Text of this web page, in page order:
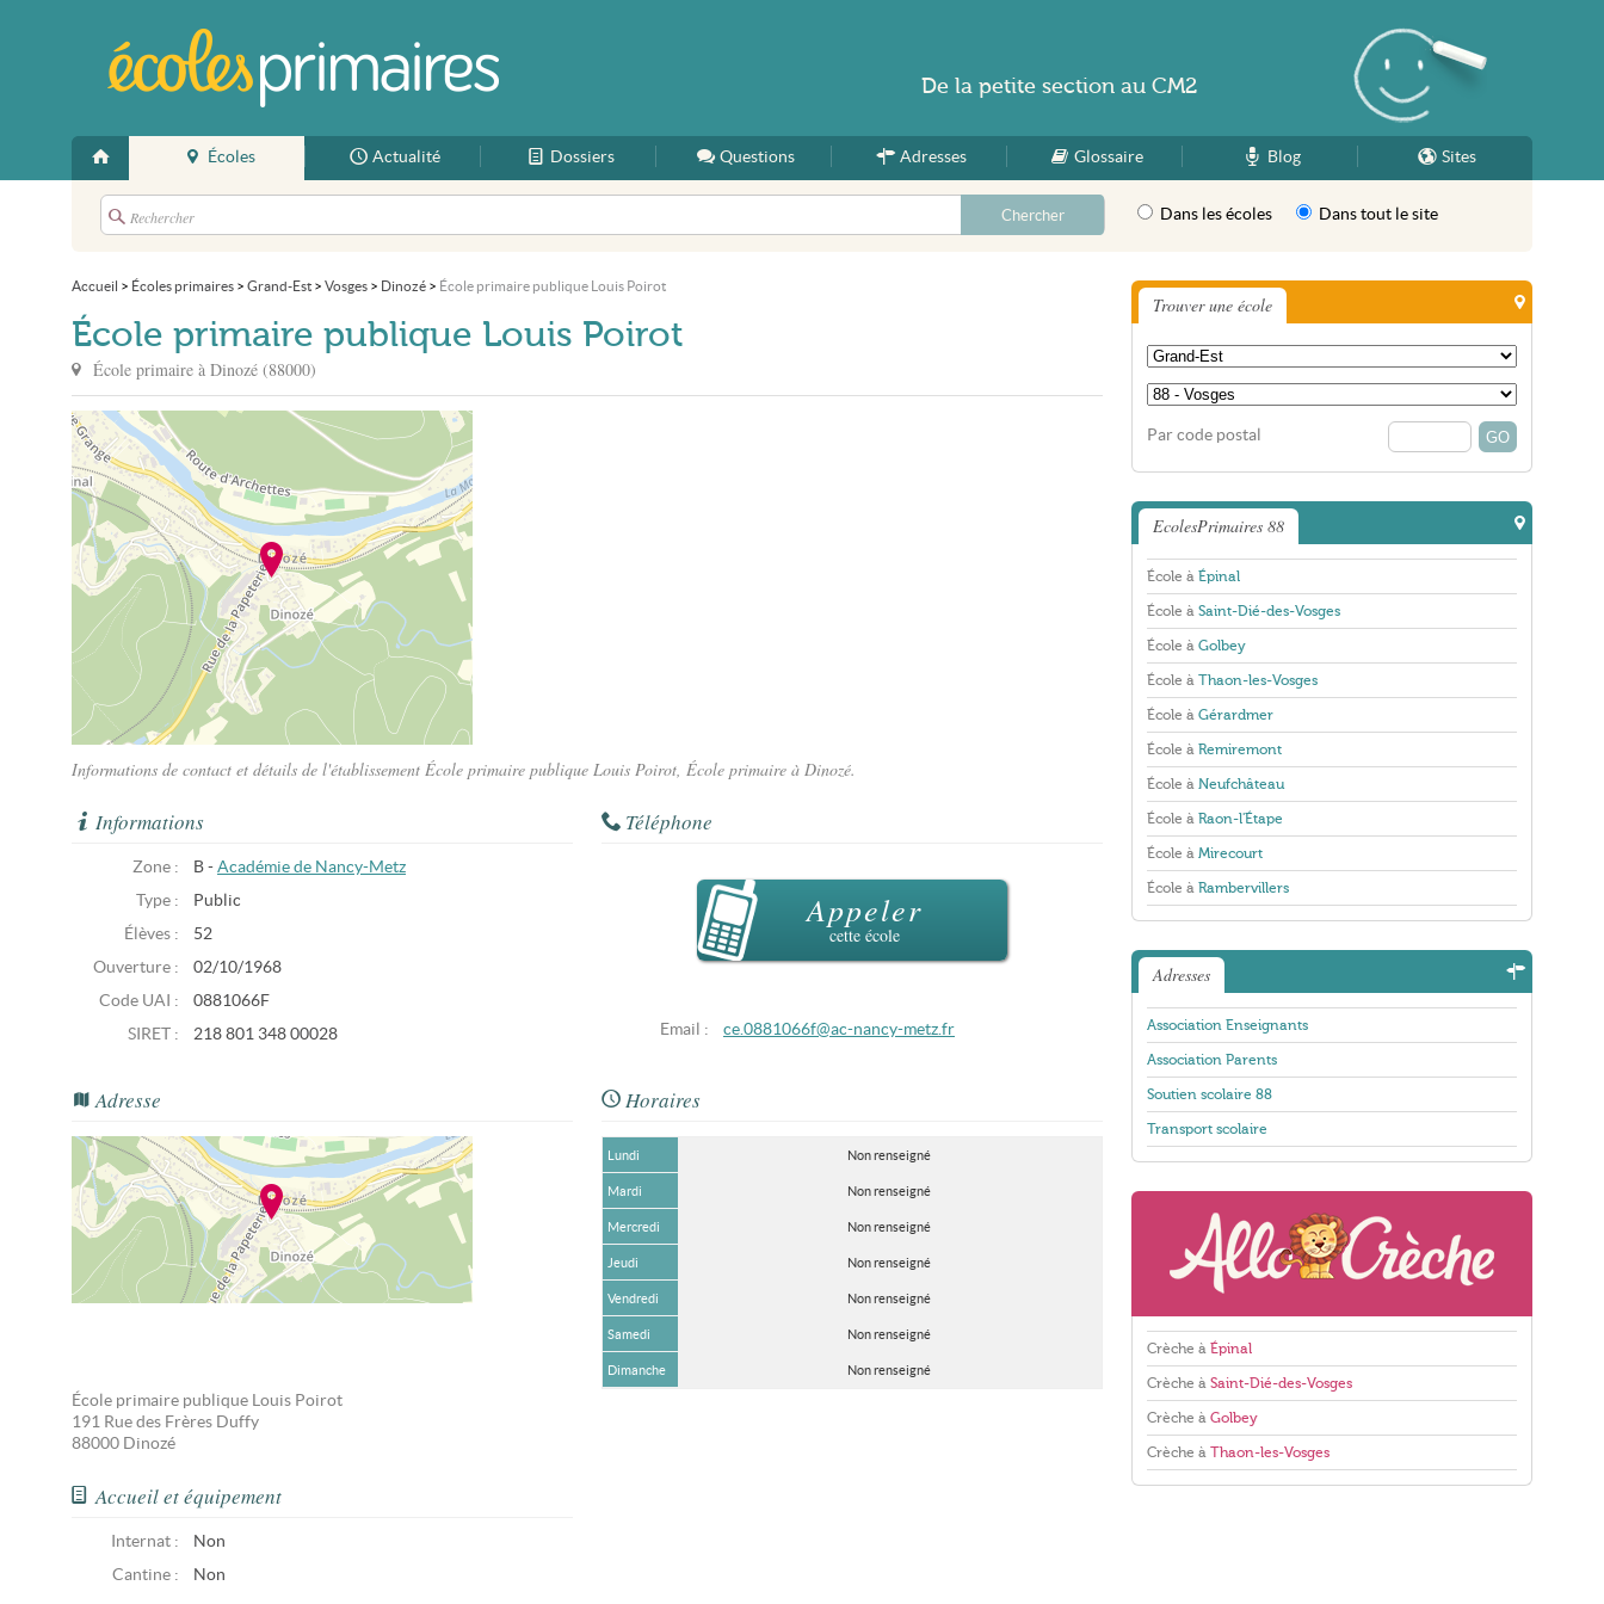
Accueil
Écoles Actualité Dossiers Questions Adresses Glossaire Blog Sites
Dans les écoles Dans tout le site
Accueil > Écoles primaires > Grand-Est > Vosges > Dinozé > École primaire publique Louis Poirot
École primaire publique Louis Poirot
École primaire à Dinozé (88000)
Informations de contact et détails de l'établissement École primaire publique Louis Poirot, École primaire à Dinozé.
Informations
Zone : B - Académie de Nancy-Metz
Type :
Public
Élèves :
52
Ouverture :
02/10/1968
Code UAI :
0881066F
SIRET :
218 801 348 00028
Téléphone
Appeler
cette école
Email : ce.0881066f@ac-nancy-metz.fr
Adresse
École primaire publique Louis Poirot
191 Rue des Frères Duffy
88000 Dinozé
Horaires
Lundi Non renseigné
Mardi Non renseigné
Mercredi Non renseigné
Jeudi Non renseigné
Vendredi Non renseigné
Samedi Non renseigné
Dimanche Non renseigné
Accueil et équipement
Internat :
Non
Cantine :
Non
Trouver une école
Par code postal
EcolesPrimaires 88
École à Épinal
École à Saint-Dié-des-Vosges
École à Golbey
École à Thaon-les-Vosges
École à Gérardmer
École à Remiremont
École à Neufchâteau
École à Raon-l'Étape
École à Mirecourt
École à Rambervillers
Adresses
Association Enseignants
Association Parents
Soutien scolaire 88
Transport scolaire
Crèche à Épinal
Crèche à Saint-Dié-des-Vosges
Crèche à Golbey
Crèche à Thaon-les-Vosges
De la petite section au CM2